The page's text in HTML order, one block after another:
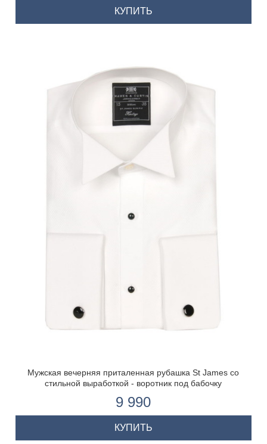
КУПИТЬ
Мужская вечерняя приталенная рубашка St James со
стильной выработкой - воротник под бабочку
9 990
КУПИТЬ